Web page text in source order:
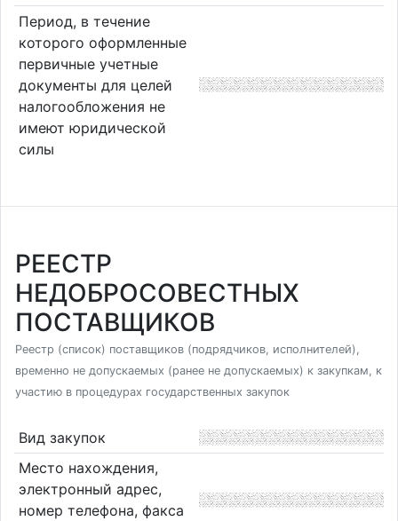
Период, в течение
которого оформленные
первичные учетные
документы для целей
налогообложения не
имеют юридической
силы
РЕЕСТР
НЕДОБРОСОВЕСТНЫХ
ПОСТАВЩИКОВ
Реестр (список) поставщиков (подрядчиков, исполнителей),
временно не допускаемых (ранее не допускаемых) к закупкам, к
участию в процедурах государственных закупок
Вид закупок
Место нахождения,
электронный адрес,
номер телефона, факса